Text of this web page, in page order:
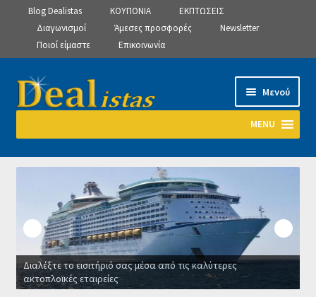
Blog Dealistas ΚΟΥΠΟΝΙΑ
ΕΚΠΤΩΣΕΙΣ
Διαγωνισμοί
Άμεσες προσφορές
Newsletter
Ποιοί είμαστε
Επικοινωνία
Απευθείας
μετάβαση
πλοήγηση
Μετάβαση
σε
Μενού
MENU
Αρχική
Manage Subscriptions
Manage Subscriptions
Manage Subscriptions
Διαλέξτε το εισιτήριό σας μέσα από τις καλύτερες
ακτοπλοϊκές εταιρείες